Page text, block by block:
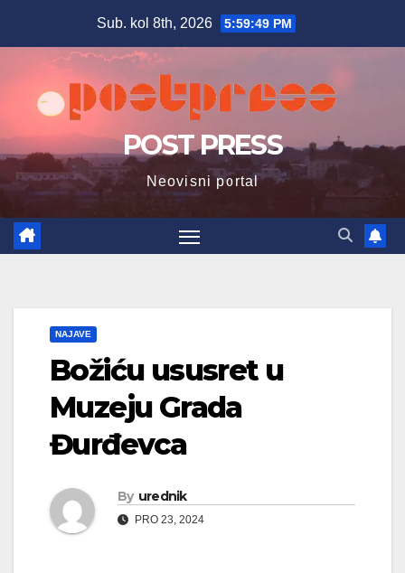
Sub. kol 8th, 2026 5:59:51 PM
POST PRESS
Neovisni portal
NAJAVE
Božiću ususret u
Muzeju Grada
Đurđevca
By urednik
PRO 23, 2024